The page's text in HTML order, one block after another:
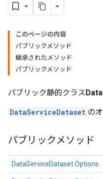
このページの内容
パブリックメソッド
継承されたメソッド
パブリックメソッド
パブリック静的クラス
DataServiceDataset の
パブリックメソッド
DataServiceDataset.Options